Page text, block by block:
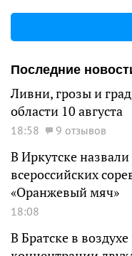
Последние
Ливни, грозы и
области 10 августа
18:58 9 отзывов
В Иркутске
всероссийских
«Оранжевый мяч»
18:08
В Братске в